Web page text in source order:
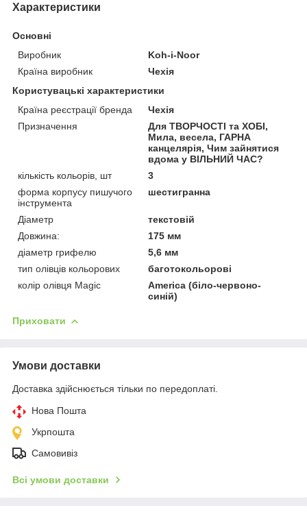
Характеристики
Основні
Виробник
Koh-i-Noor
Країна виробник
Чехія
Користувацькі характеристики
Країна реєстрації бренда
Чехія
Призначення
Для ТВОРЧОСТІ та ХОБІ,
Мила, весела, ГАРНА
канцелярія, Чим зайнятися
вдома у ВІЛЬНИЙ ЧАС?
кількість кольорів, шт
3
форма корпусу пишучого
інструмента
шестигранна
Діаметр
текстовій
Довжина:
175 мм
діаметр грифелю
5,6 мм
тип олівців кольорових
баготокольорові
колір олівця Magic
America (біло-червоно-
синій)
Приховати
Умови доставки
Доставка здійснюється тільки по передоплаті.
Нова Пошта
Укрпошта
Самовивіз
Всі умови доставки